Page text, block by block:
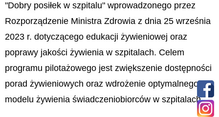
"Dobry posiłek w szpitalu" wprowadzonego przez
Rozporządzenie Ministra Zdrowia z dnia 25 września
2023 r. dotyczącego edukacji żywieniowej oraz
poprawy jakości żywienia w szpitalach. Celem
programu pilotażowego jest zwiększenie dostępności
porad żywieniowych oraz wdrożenie optymalnego
modelu żywienia świadczeniobiorców w szpitalach.